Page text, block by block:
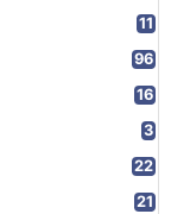
11
96
16
3
22
21